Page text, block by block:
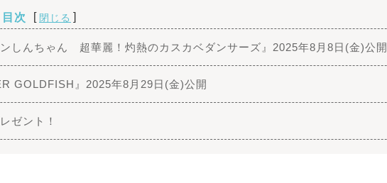
目次 [ 閉じる ]
ンしんちゃん 超華麗！灼熱のカスカベダンサーズ』2025年8月8日(金)公開
GOLDFISH』2025年8月29日(金)公開
ゼント！